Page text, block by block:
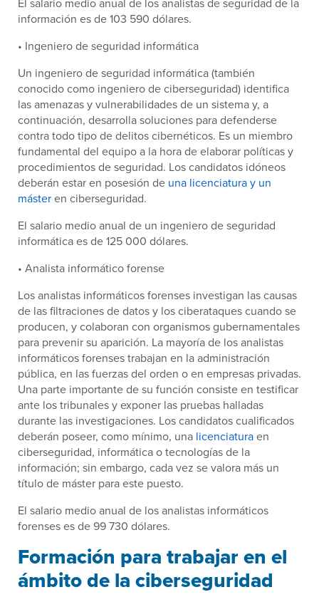
información es de 103 590 dólares.
• Ingeniero de seguridad informática
Un ingeniero de seguridad informática (también
conocido como ingeniero de ciberseguridad) identifica
las amenazas y vulnerabilidades de un sistema y, a
continuación, desarrolla soluciones para defenderse
contra todo tipo de delitos cibernéticos. Es un miembro
fundamental del equipo a la hora de elaborar políticas y
procedimientos de seguridad. Los candidatos idóneos
deberán estar en posesión de una licenciatura y un
másteren ciberseguridad.
El salario medio anual de un ingeniero de seguridad
informática es de 125 000 dólares.
• Analista informático forense
Los analistas informáticos forenses investigan las causas
de las filtraciones de datos y los ciberataques cuando se
producen, y colaboran con organismos gubernamentales
para prevenir su aparición. La mayoría de los analistas
informáticos forenses trabajan en la administración
pública, en las fuerzas del orden o en empresas privadas.
Una parte importante de su función consiste en testificar
ante los tribunales y exponer las pruebas halladas
durante las investigaciones. Los candidatos cualificados
deberán poseer, como mínimo, una licenciaturaen
ciberseguridad, informática o tecnologías de la
información; sin embargo, cada vez se valora más un
título de máster para este puesto.
El salario medio anual de los analistas informáticos
forenses es de 99 730 dólares.
Formación para trabajar en el
ámbito de la ciberseguridad